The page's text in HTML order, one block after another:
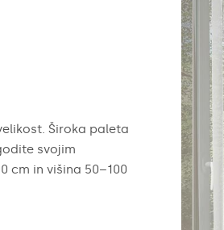
Široka paleta
svojim
cm in višina 50–100